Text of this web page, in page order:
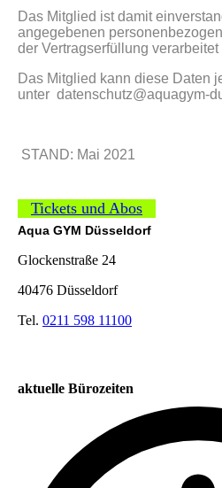
Das Mitglied ist damit
angegebenen
der Vertragserfüllung
Das Mitglied kann diese Daten
unter datenschutz@aquagym-
STAND: Mai 2021
Tickets und Abos
Aqua GYM Düsseldorf
Glockenstraße 24
40476 Düsseldorf
Tel. 0211 598 11100
aktuelle Bürozeiten